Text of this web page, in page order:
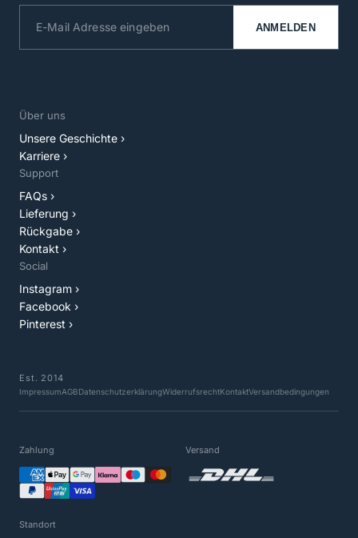
ANMELDEN
Über uns
Unsere Geschichte ›
Karriere ›
Support
FAQs ›
Lieferung ›
Rückgabe ›
Kontakt ›
Social
Instagram ›
Facebook ›
Pinterest ›
Est. 2014
ImpressumAGBDatenschutzerklärungWiderrufsrechtKontaktVersandbedingungen
Zahlung Versand
Standort